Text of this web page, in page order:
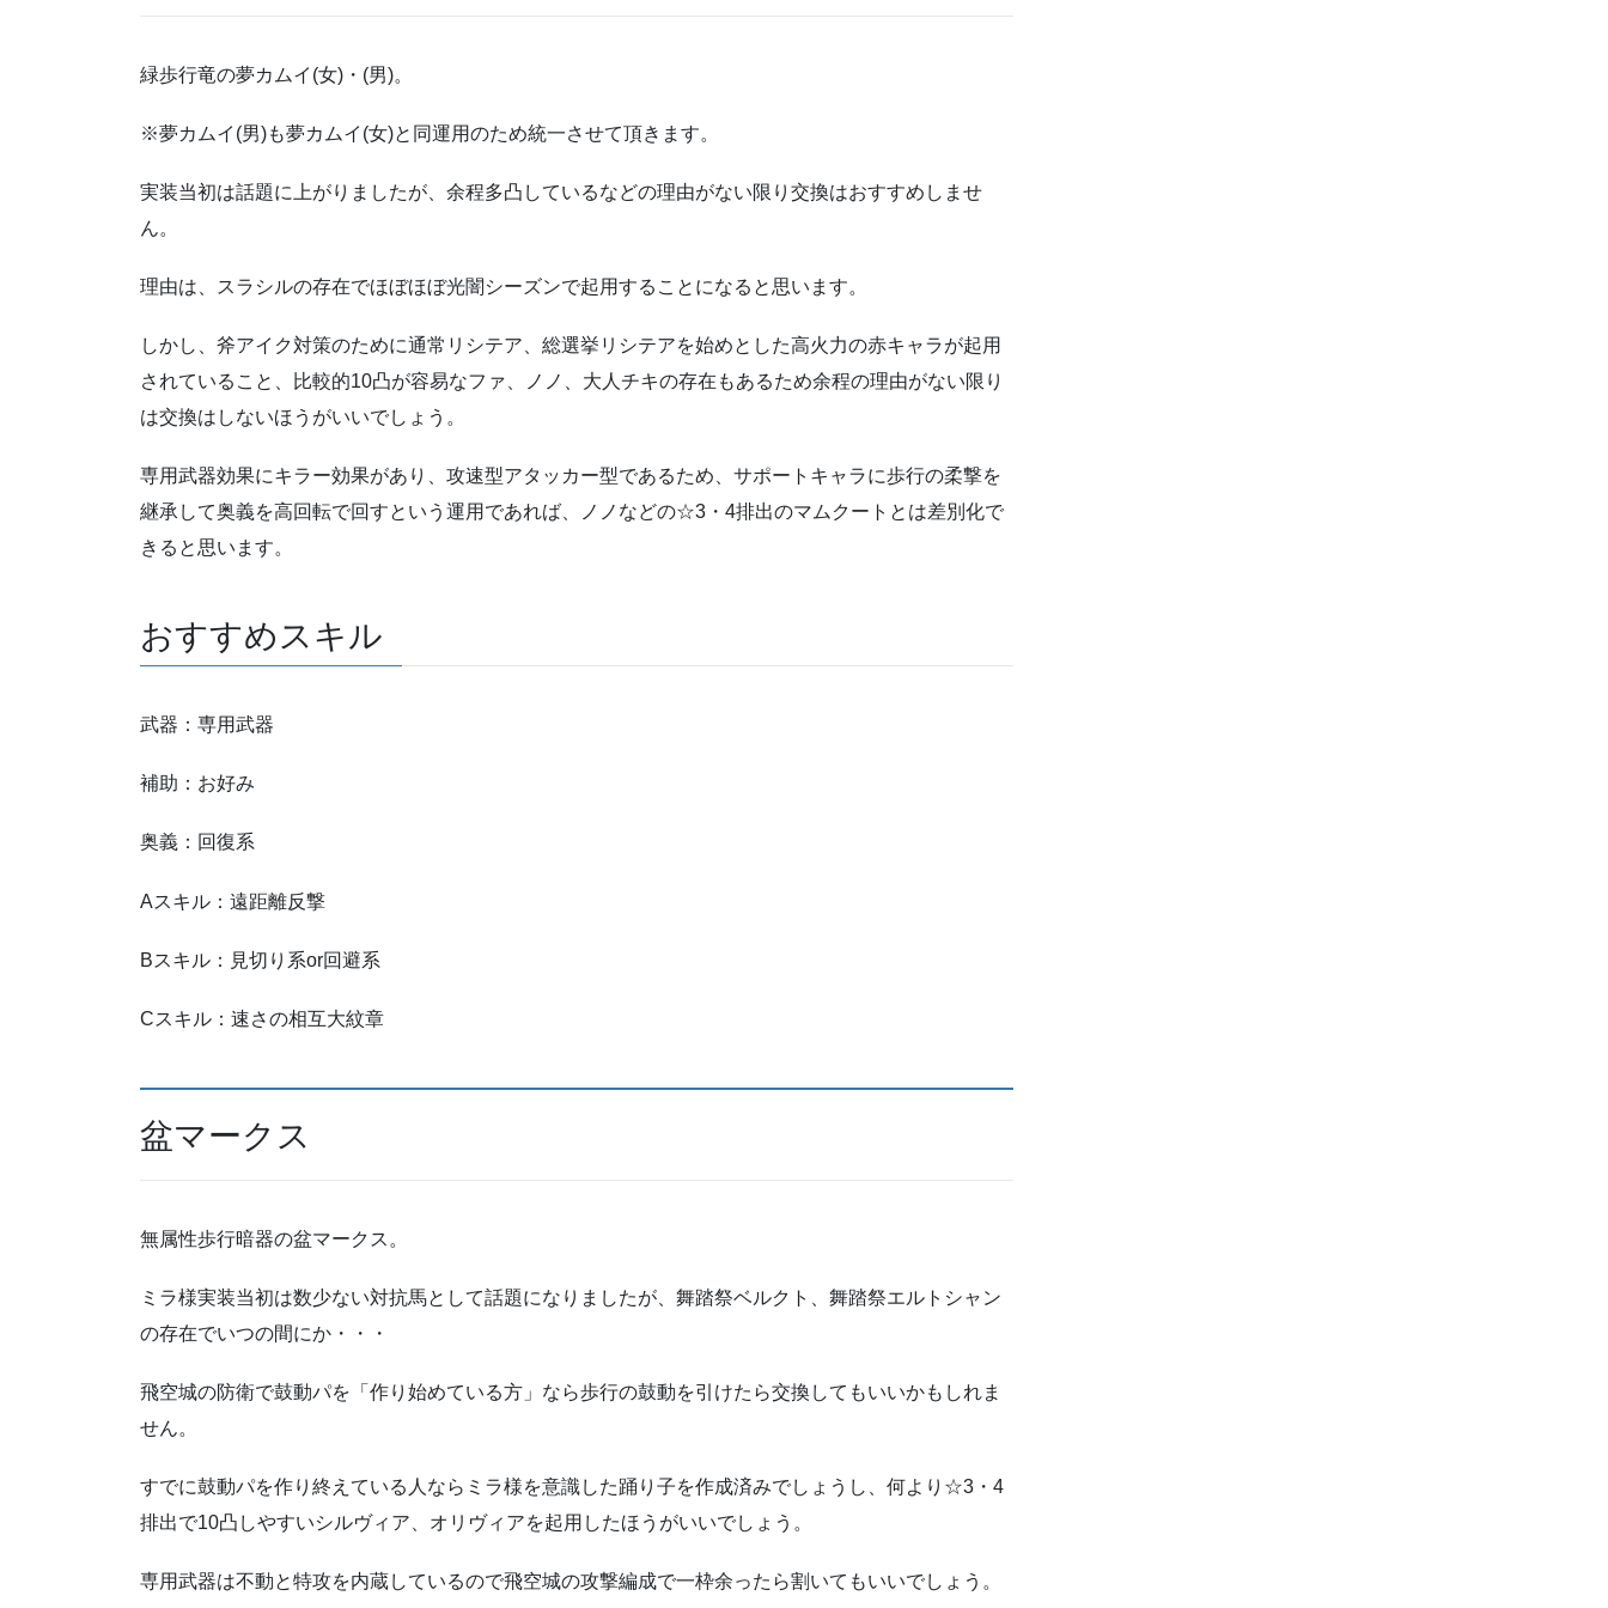
緑歩行竜の夢カムイ(女)・(男)。
※夢カムイ(男)も夢カムイ(女)と同運用のため統一させて頂きます。
実装当初は話題に上がりましたが、余程多凸しているなどの理由がない限り交換はおすすめしませ
ん。
理由は、スラシルの存在でほぼほぼ光闇シーズンで起用することになると思います。
しかし、斧アイク対策のために通常リシテア、総選挙リシテアを始めとした高火力の赤キャラが起用
されていること、比較的10凸が容易なファ、ノノ、大人チキの存在もあるため余程の理由がない限り
は交換はしないほうがいいでしょう。
専用武器効果にキラー効果があり、攻速型アタッカー型であるため、サポートキャラに歩行の柔撃を
継承して奥義を高回転で回すという運用であれば、ノノなどの☆3・4排出のマムクートとは差別化で
きると思います。
おすすめスキル
武器：専用武器
補助：お好み
奥義：回復系
Aスキル：遠距離反撃
Bスキル：見切り系or回避系
Cスキル：速さの相互大紋章
盆マークス
無属性歩行暗器の盆マークス。
ミラ様実装当初は数少ない対抗馬として話題になりましたが、舞踏祭ベルクト、舞踏祭エルトシャン
の存在でいつの間にか・・・
飛空城の防衛で鼓動パを「作り始めている方」なら歩行の鼓動を引けたら交換してもいいかもしれま
せん。
すでに鼓動パを作り終えている人ならミラ様を意識した踊り子を作成済みでしょうし、何より☆3・4
排出で10凸しやすいシルヴィア、オリヴィアを起用したほうがいいでしょう。
専用武器は不動と特攻を内蔵しているので飛空城の攻撃編成で一枠余ったら割いてもいいでしょう。